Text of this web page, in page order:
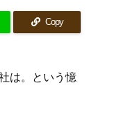
Copy
は。という憶